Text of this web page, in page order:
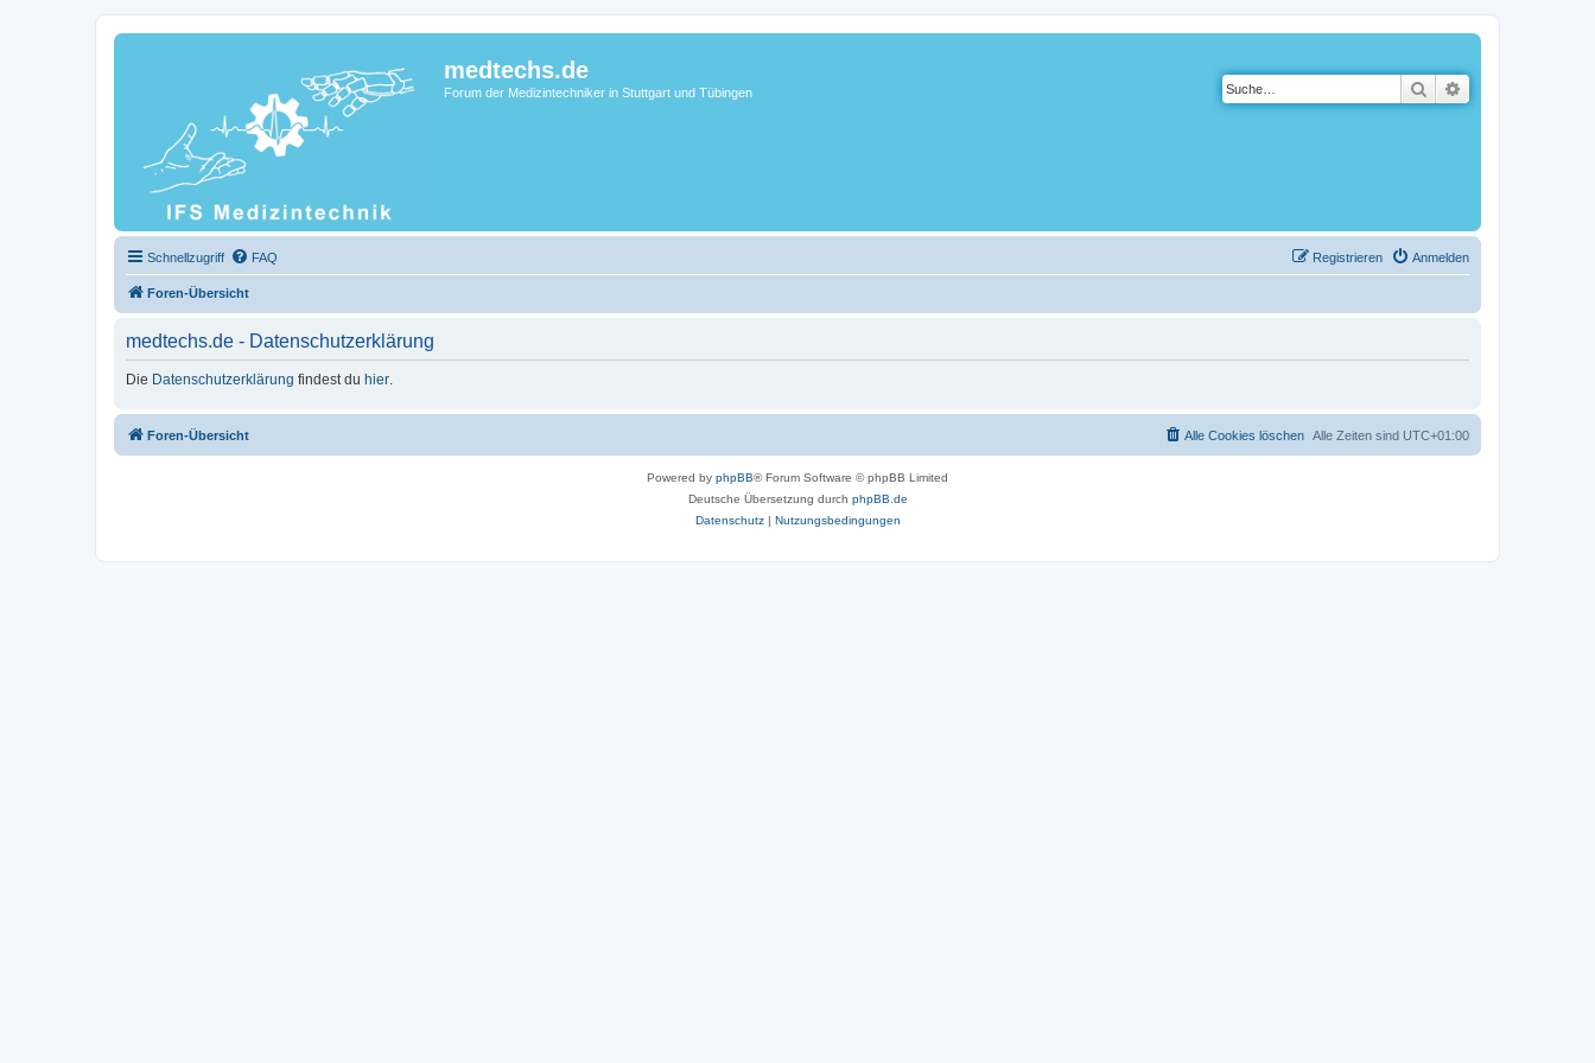
medtechs.de
Forum der Medizintechniker in Stuttgart und Tübingen Suche
Schnellzugriff FAQ Anmelden
Registrieren
Foren-Übersicht
medtechs.de - Datenschutzerklärung
Die Datenschutzerklärung findest du hier.
Foren-Übersicht Alle Zeiten sind UTC+01:00
Alle Cookies löschen
Powered by phpBB® Forum Software © phpBB Limited
Deutsche Übersetzung durch phpBB.de
Datenschutz| Nutzungsbedingungen